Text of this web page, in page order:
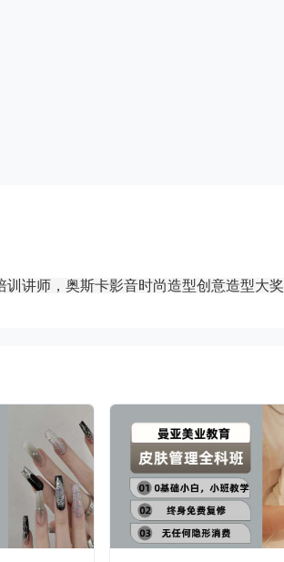
讲师，奥斯卡影音时尚造型创意造型大奖